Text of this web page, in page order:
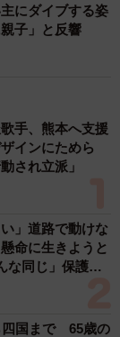
迷った結果、
」「ぶるタ
金を投入する
念撮影。
にダイブする姿
子」と反響
手、熊本へ支援
インにためら
され立派」
」道路で動けな
命に生きようと
同じ」保護団
四国まで 65歳の